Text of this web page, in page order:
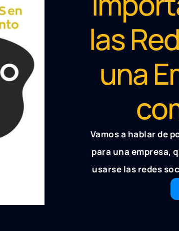
las
una
Vamos a hablar de
para una empresa,
usarse las redes